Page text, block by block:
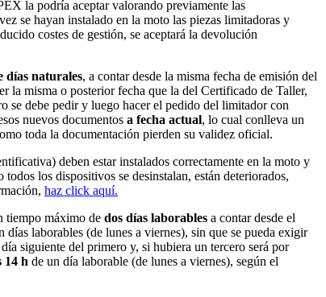
la podría aceptar valorando previamente las
se hayan instalado en la moto las piezas limitadoras y
costes de gestión, se aceptará la devolución
días naturales, a contar desde la misma fecha de emisión del
la misma o posterior fecha que la del Certificado de Taller,
se debe pedir y luego hacer el pedido del limitador con
nuevos documentos a fecha actual, lo cual conlleva un
toda la documentación pierden su validez oficial.
deben estar instalados correctamente en la moto y
todos los dispositivos se desinstalan, están deteriorados,
haz click aquí.
tiempo máximo de dos días laborables a contar desde el
laborables (de lunes a viernes), sin que se pueda exigir
siguiente del primero y, si hubiera un tercero será por
14 h de un día laborable (de lunes a viernes), según el